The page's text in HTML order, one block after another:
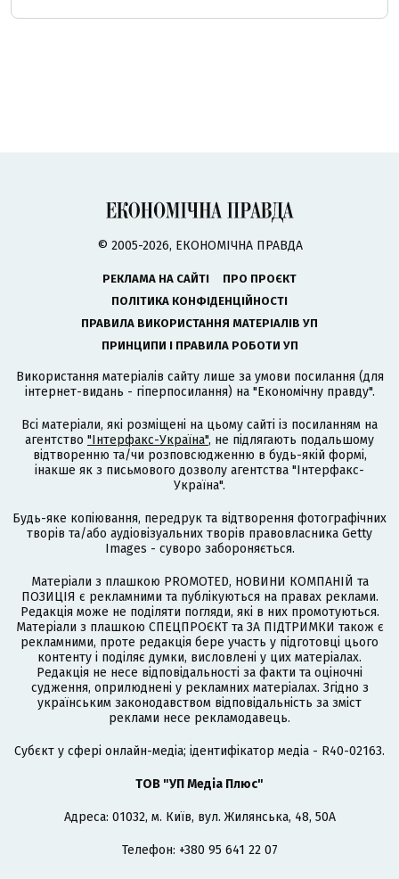
© 2005-2026, ЕКОНОМІЧНА ПРАВДА
РЕКЛАМА НА САЙТІ
ПРО ПРОЄКТ
ПОЛІТИКА КОНФІДЕНЦІЙНОСТІ
ПРАВИЛА ВИКОРИСТАННЯ МАТЕРІАЛІВ УП
ПРИНЦИПИ І ПРАВИЛА РОБОТИ УП
Використання матеріалів сайту лише за умови посилання (для
інтернет-видань - гіперпосилання) на "Економічну правду".
Всі матеріали, які розміщені на цьому сайті із посиланням на
агентство "Інтерфакс-Україна", не підлягають подальшому
відтворенню та/чи розповсюдженню в будь-якій формі,
інакше як з письмового дозволу агентства "Інтерфакс-
Україна".
Будь-яке копіювання, передрук та відтворення фотографічних
творів та/або аудіовізуальних творів правовласника Getty
Images - суворо забороняється.
Матеріали з плашкою PROMOTED, НОВИНИ КОМПАНІЙ та
ПОЗИЦІЯ є рекламними та публікуються на правах реклами.
Редакція може не поділяти погляди, які в них промотуються.
Матеріали з плашкою СПЕЦПРОЄКТ та ЗА ПІДТРИМКИ також є
рекламними, проте редакція бере участь у підготовці цього
контенту і поділяє думки, висловлені у цих матеріалах.
Редакція не несе відповідальності за факти та оціночні
судження, оприлюднені у рекламних матеріалах. Згідно з
українським законодавством відповідальність за зміст
реклами несе рекламодавець.
Cубєкт у сфері онлайн-медіа; ідентифікатор медіа - R40-02163.
ТОВ "УП Медіа Плюс"
Адреса: 01032, м. Київ, вул. Жилянська, 48, 50А
Телефон: +380 95 641 22 07